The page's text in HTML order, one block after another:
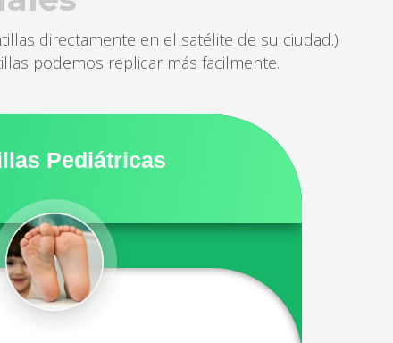
directamente en el satélite de su ciudad.)
podemos replicar más facilmente.
Pediátricas